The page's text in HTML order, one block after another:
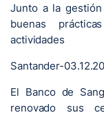
Junto a la
buenas
actividades
Santander-
El Banco de
renovado sus